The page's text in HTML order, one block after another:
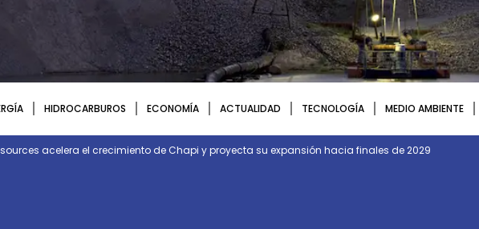
HIDROCARBUROS ECONOMÍA ACTUALIDAD TECNOLOGÍA MEDIO AMBIENTE
acelera el crecimiento de Chapi y proyecta su expansión hacia finales de 2029